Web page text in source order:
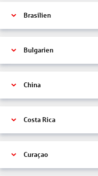
Brasilien
Bulgarien
China
Costa Rica
Curaçao